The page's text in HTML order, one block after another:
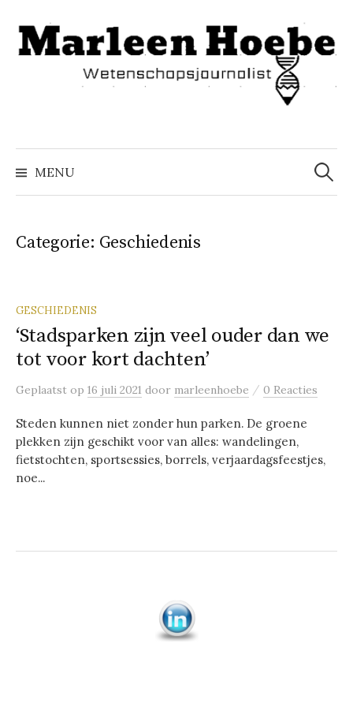
inhoud
springen
MENU
Zoeken
naar:
Categorie: Geschiedenis
GESCHIEDENIS
‘Stadsparken zijn veel ouder dan we
tot voor kort dachten’
Geplaatst op 16 juli 2021 door marleenhoebe / 0 Reacties
Steden kunnen niet zonder hun parken. De groene
plekken zijn geschikt voor van alles: wandelingen,
fietstochten, sportsessies, borrels, verjaardagsfeestjes,
noe...